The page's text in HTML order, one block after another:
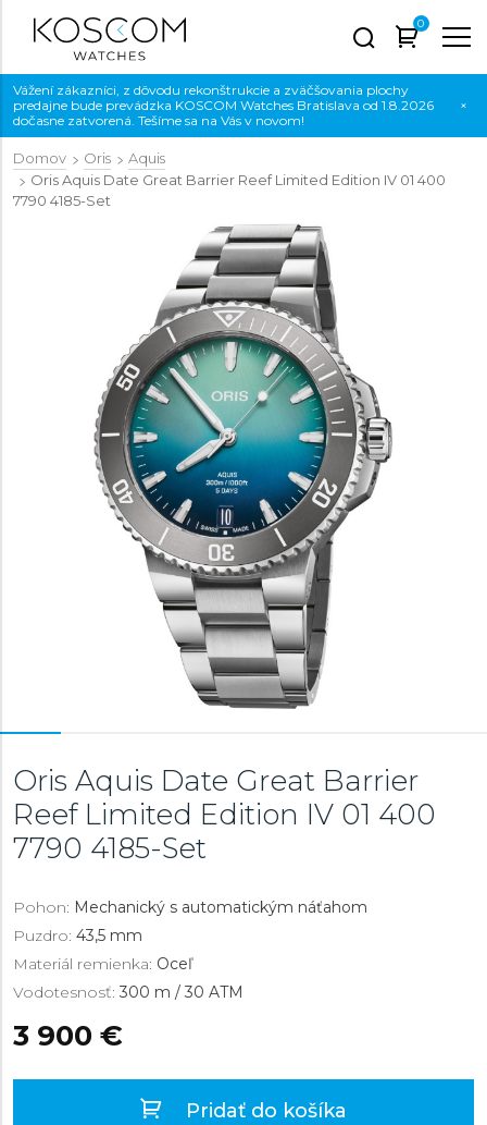
0
Vážení zákazníci, z dôvodu rekonštrukcie a zväčšovania plochy
predajne bude prevádzka KOSCOM Watches Bratislava od 1.8.2026
dočasne zatvorená. Tešíme sa na Vás v novom!
×
Domov Oris
Aquis
Oris Aquis Date Great Barrier Reef Limited Edition IV 01 400
7790 4185-Set
Oris Aquis Date Great Barrier
Reef Limited Edition IV 01 400
7790 4185-Set
Pohon: Mechanický s automatickým náťahom
Puzdro: 43,5 mm
Materiál remienka: Oceľ
Vodotesnosť: 300 m / 30 ATM
3 900 €
Pridať do košíka